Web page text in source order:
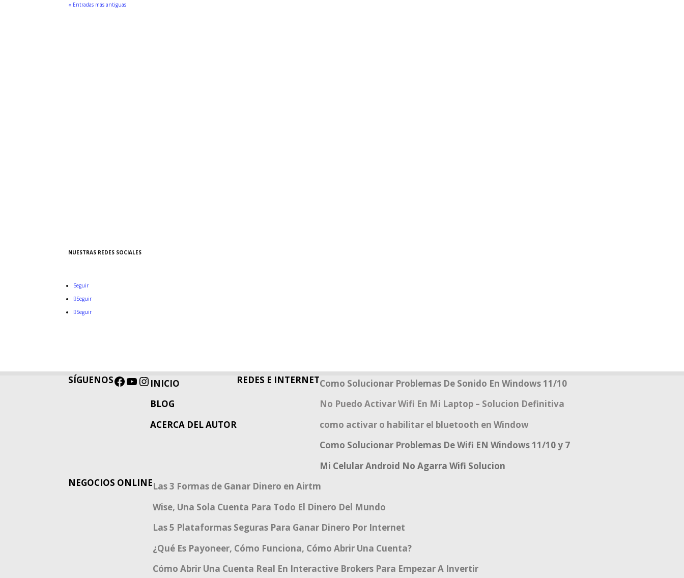
« Entradas más antiguas
NUESTRAS REDES SOCIALES
Seguir
Seguir
Seguir
SÍGUENOS Facebook
YouTube
Instagram
INICIO
BLOG
ACERCA DEL AUTOR
REDES E INTERNETComo Solucionar Problemas De Sonido En Windows 11/10
No Puedo Activar Wifi En Mi Laptop – Solucion Definitiva
como activar o habilitar el bluetooth en Window
Como Solucionar Problemas De Wifi EN Windows 11/10 y 7
Mi Celular Android No Agarra Wifi Solucion
NEGOCIOS ONLINELas 3 Formas de Ganar Dinero en Airtm
Wise, Una Sola Cuenta Para Todo El Dinero Del Mundo
Las 5 Plataformas Seguras Para Ganar Dinero Por Internet
¿Qué Es Payoneer, Cómo Funciona, Cómo Abrir Una Cuenta?
Cómo Abrir Una Cuenta Real En Interactive Brokers Para Empezar A Invertir